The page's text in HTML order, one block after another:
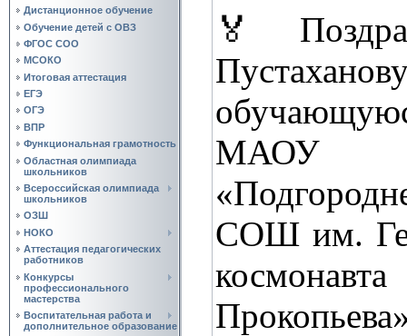
Дистанционное обучение
Обучение детей с ОВЗ
ФГОС СОО
МСОКО
Итоговая аттестация
ЕГЭ
ОГЭ
ВПР
Функциональная грамотность
Областная олимпиада
школьников
Всероссийская олимпиада
школьников
ОЗШ
НОКО
Аттестация педагогических
работников
Конкурсы
профессионального
мастерства
Воспитательная работа и
дополнительное образование
МАОУ
СОШ им.